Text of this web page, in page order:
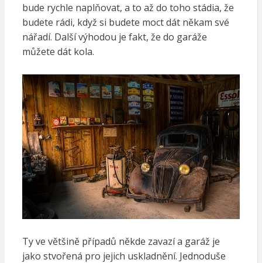
bude rychle naplňovat, a to až do toho stádia, že
budete rádi, když si budete moct dát někam své
nářadí. Další výhodou je fakt, že do garáže
můžete dát kola.
Ty ve většině případů někde zavazí a garáž je
jako stvořená pro jejich uskladnění. Jednoduše